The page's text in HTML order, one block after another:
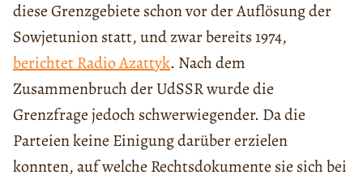
diese Grenzgebiete schon vor der Auflösung der
Sowjetunion statt, und zwar bereits 1974,
berichtet Radio Azattyk. Nach dem
Zusammenbruch der UdSSR wurde die
Grenzfrage jedoch schwerwiegender. Da die
Parteien keine Einigung darüber erzielen
konnten, auf welche Rechtsdokumente sie sich bei